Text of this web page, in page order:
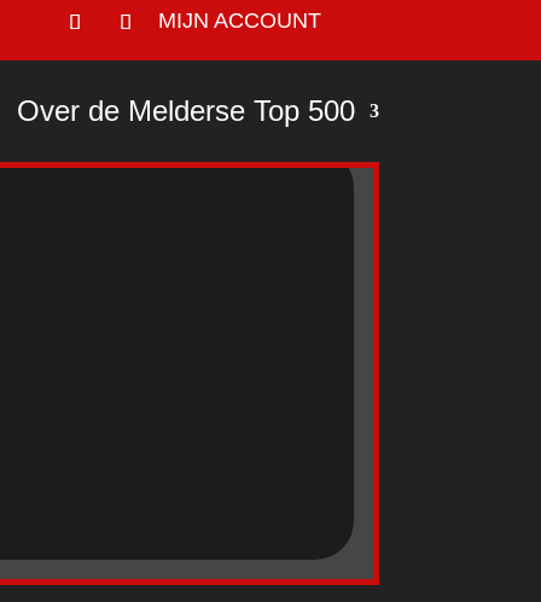
MIJN ACCOUNT
Over de Melderse Top 500